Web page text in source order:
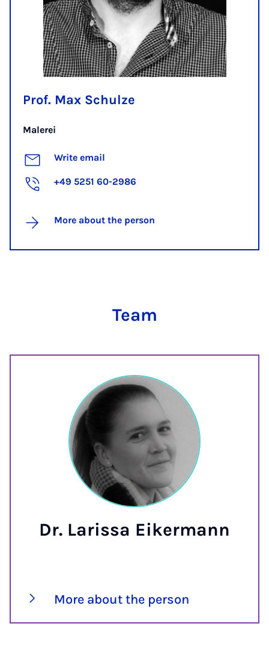
Prof. Max Schulze
Malerei
Write email
+49 5251 60-2986
More about the person
Team
Dr. Larissa Eikermann
More about the person